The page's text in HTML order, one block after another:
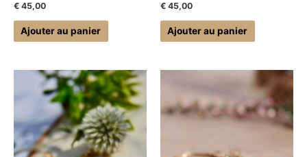
€ 45,00
Ajouter au panier
€ 45,00
Ajouter au panier